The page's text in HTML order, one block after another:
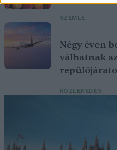
SZEMLE
Négy éven
válhatnak
KÖZLEKEDÉS